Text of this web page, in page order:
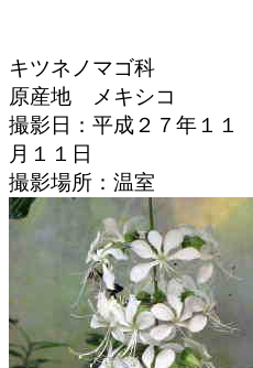
キツネノマゴ科
原産地 メキシコ
撮影日：平成２７年１１
月１１日
撮影場所：温室